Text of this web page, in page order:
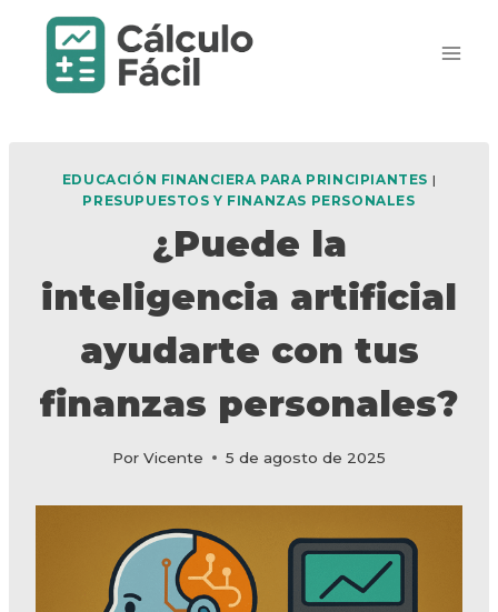
Saltar
contenido
EDUCACIÓN FINANCIERA PARA PRINCIPIANTES |
PRESUPUESTOS Y FINANZAS PERSONALES
¿Puede la
inteligencia artificial
ayudarte con tus
finanzas personales?
Por Vicente 5 de agosto de 2025